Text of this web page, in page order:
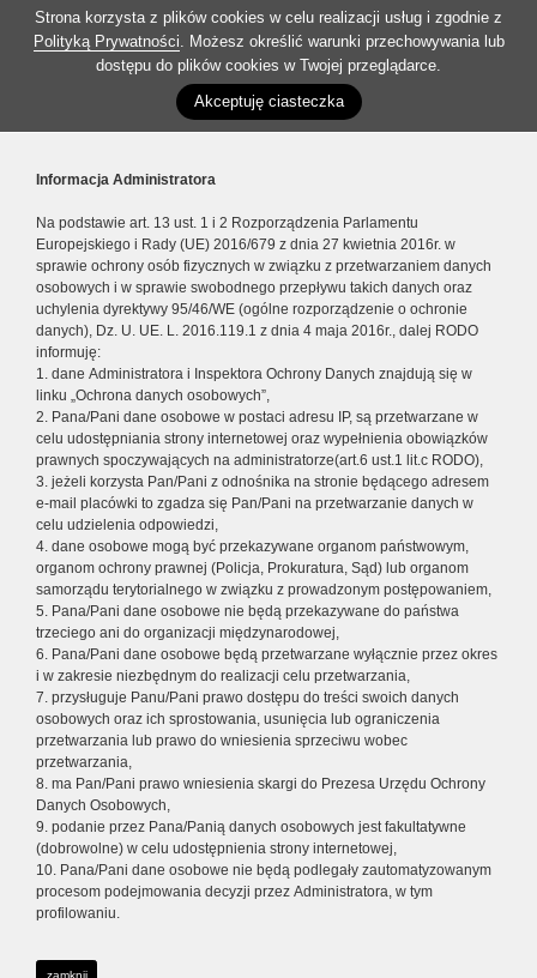
Strona korzysta z plików cookies w celu realizacji usług i zgodnie z
Polityką Prywatności. Możesz określić warunki przechowywania lub
dostępu do plików cookies w Twojej przeglądarce.
Akceptuję ciasteczka
Informacja Administratora
Na podstawie art. 13 ust. 1 i 2 Rozporządzenia Parlamentu
Europejskiego i Rady (UE) 2016/679 z dnia 27 kwietnia 2016r. w
sprawie ochrony osób fizycznych w związku z przetwarzaniem danych
osobowych i w sprawie swobodnego przepływu takich danych oraz
uchylenia dyrektywy 95/46/WE (ogólne rozporządzenie o ochronie
danych), Dz. U. UE. L. 2016.119.1 z dnia 4 maja 2016r., dalej RODO
informuję:
1. dane Administratora i Inspektora Ochrony Danych znajdują się w
linku „Ochrona danych osobowych”,
2. Pana/Pani dane osobowe w postaci adresu IP, są przetwarzane w
celu udostępniania strony internetowej oraz wypełnienia obowiązków
prawnych spoczywających na administratorze(art.6 ust.1 lit.c RODO),
3. jeżeli korzysta Pan/Pani z odnośnika na stronie będącego adresem
e-mail placówki to zgadza się Pan/Pani na przetwarzanie danych w
celu udzielenia odpowiedzi,
4. dane osobowe mogą być przekazywane organom państwowym,
organom ochrony prawnej (Policja, Prokuratura, Sąd) lub organom
samorządu terytorialnego w związku z prowadzonym postępowaniem,
5. Pana/Pani dane osobowe nie będą przekazywane do państwa
trzeciego ani do organizacji międzynarodowej,
6. Pana/Pani dane osobowe będą przetwarzane wyłącznie przez okres
i w zakresie niezbędnym do realizacji celu przetwarzania,
7. przysługuje Panu/Pani prawo dostępu do treści swoich danych
osobowych oraz ich sprostowania, usunięcia lub ograniczenia
przetwarzania lub prawo do wniesienia sprzeciwu wobec
przetwarzania,
8. ma Pan/Pani prawo wniesienia skargi do Prezesa Urzędu Ochrony
Danych Osobowych,
9. podanie przez Pana/Panią danych osobowych jest fakultatywne
(dobrowolne) w celu udostępnienia strony internetowej,
10. Pana/Pani dane osobowe nie będą podlegały zautomatyzowanym
procesom podejmowania decyzji przez Administratora, w tym
profilowaniu.
zamknij